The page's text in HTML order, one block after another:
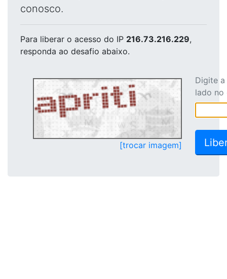
conosco.
Para liberar o acesso do IP 216.73.216.229,
responda ao desafio abaixo.
[trocar imagem]
Digite
lado no